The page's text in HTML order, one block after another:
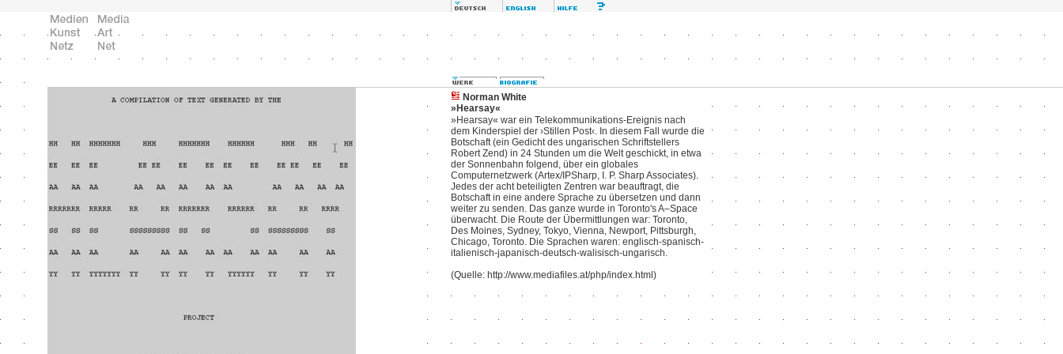
Norman White
»Hearsay«
»Hearsay« war ein Telekommunikations-Ereignis nach
dem Kinderspiel der ›Stillen Post‹. In diesem Fall wurde die
Botschaft (ein Gedicht des ungarischen Schriftstellers
Robert Zend) in 24 Stunden um die Welt geschickt, in etwa
der Sonnenbahn folgend, über ein globales
Computernetzwerk (Artex/IPSharp, I. P. Sharp Associates).
Jedes der acht beteiligten Zentren war beauftragt, die
Botschaft in eine andere Sprache zu übersetzen und dann
weiter zu senden. Das ganze wurde in Toronto's A–Space
überwacht. Die Route der Übermittlungen war: Toronto,
Des Moines, Sydney, Tokyo, Vienna, Newport, Pittsburgh,
Chicago, Toronto. Die Sprachen waren: englisch-spanisch-
italienisch-japanisch-deutsch-walisisch-ungarisch.
(Quelle: http://www.mediafiles.at/php/index.html)